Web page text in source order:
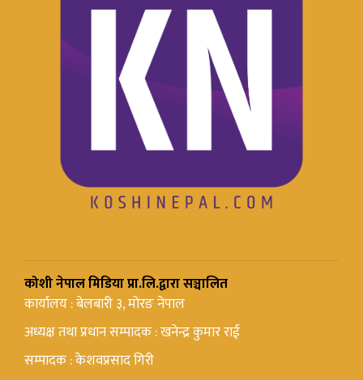
कोशी नेपाल मिडिया प्रा.लि.द्वारा सञ्चालित
कार्यालय : बेलबारी ३, मोरङ नेपाल
अध्यक्ष तथा प्रधान सम्पादक : खनेन्द्र कुमार राई
सम्पादक : केशवप्रसाद गिरी